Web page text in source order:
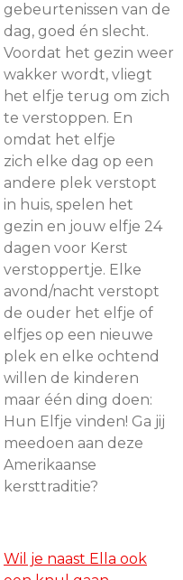
gebeurtenissen van de
dag, goed én slecht.
Voordat het gezin weer
wakker wordt, vliegt
het elfje terug om zich
te verstoppen. En
omdat het elfje
zich elke dag op een
andere plek verstopt
in huis, spelen het
gezin en jouw elfje 24
dagen voor Kerst
verstoppertje. Elke
avond/nacht verstopt
de ouder het elfje of
elfjes op een nieuwe
plek en elke ochtend
willen de kinderen
maar één ding doen:
Hun Elfje vinden! Ga jij
meedoen aan deze
Amerikaanse
kersttraditie?
Wil je naast Ella ook